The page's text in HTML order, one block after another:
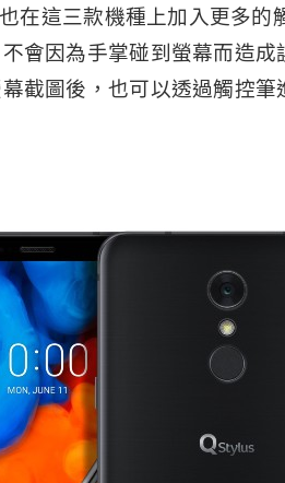
在這三款機種上加入更多的
會因為手掌碰到螢幕而造
截圖後，也可以透過觸控筆